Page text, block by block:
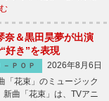
＆黒田昊夢が出演
好き”を表現
－ＰＯＰ
2026年8月6日
花束」のミュージック
曲「花束」は、TVアニ